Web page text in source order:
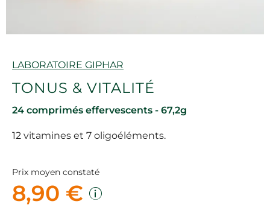
Marque
LABORATOIRE GIPHAR
TONUS & VITALITÉ
24 comprimés effervescents - 67,2g
12 vitamines et 7 oligoéléments.
Prix moyen constaté
8,90 €